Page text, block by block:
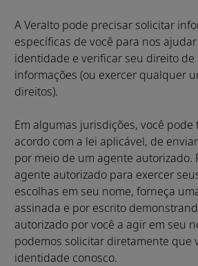
A Veralto pode precisar solicitar
específicas de você para nos
identidade e verificar seu direito de
informações (ou exercer qualquer
direitos).
Em algumas jurisdições, você pode
acordo com a lei aplicável, de
por meio de um agente autorizado.
agente autorizado para exercer
escolhas em seu nome, forneça
assinada e por escrito
autorizado por você a agir em seu
podemos solicitar diretamente que
identidade conosco.